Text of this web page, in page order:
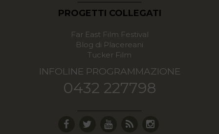
PROGETTI COLLEGATI
Far East Film Festival
Blog di Placereani
Tucker Film
INFOLINE PROGRAMMAZIONE
0432 227798